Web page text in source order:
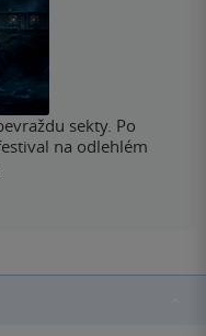
sekty. Po
na odlehlém